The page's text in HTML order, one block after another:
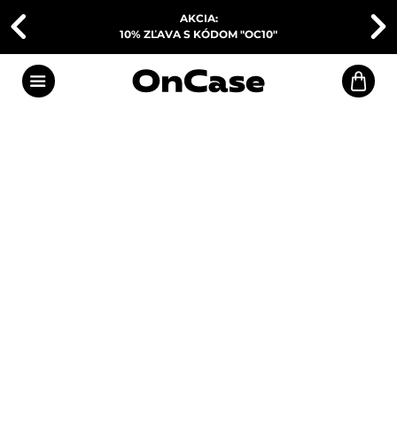
AKCIA:
10% ZĽAVA S KÓDOM "OC10"